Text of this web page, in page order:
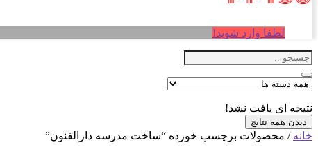
لطفا وارد شوید!
نتیجه ای یافت نشد!
دیدن همه نتایج
خانه / محصولات برچسب خورده “ساخت مدرسه دارالفنون”